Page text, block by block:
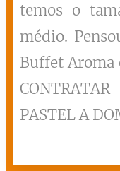
temos o
médio.
Buffet Aroma
PASTEL A